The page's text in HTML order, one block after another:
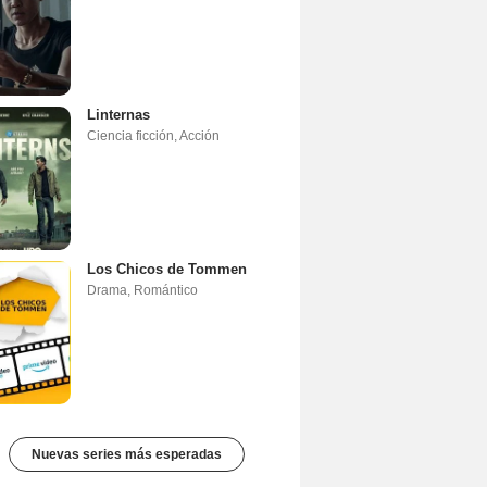
Linternas
Ciencia ficción,Acción
Los Chicos de Tommen
Drama, Romántico
Nuevas series más esperadas